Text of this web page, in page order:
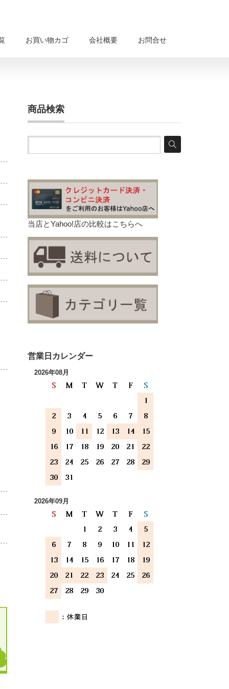
お買い物カゴ 会社概要 お問合せ
商品検索
当店とYahoo!店の比較はこちらへ
営業日カレンダー
2026年08月
2026年09月